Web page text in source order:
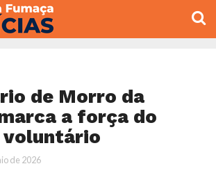
de Morro da
a força do
de 2026